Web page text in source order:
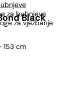
za bubnjeve
za vježbanje
Black
153 cm